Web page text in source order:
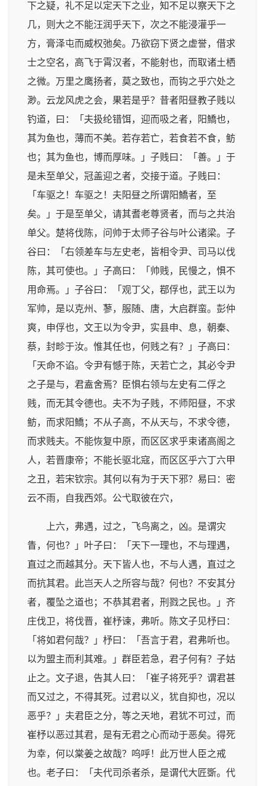
下之疑，礼不足以定天下之业，知不足以察天下之
几，则大之不能汪润乎天下，次之不能浸灌乎一
方，膏泽屯而威权弛矣。乃欲窃下贤之虚誉，借求
士之空名，高飞于霄汉者，不能射也，而取诸土栖
之微。万里之鹰扬者，莫之致也，而钩之乎穴处之
渺。云龙风虎之会，果若是乎？昔者阳昼教子贱以
钓道，曰：「夫扱纶错饵，迎而吸之者，阳鱎也，
其为鱼也，薄而不美。若存若亡，若食若不食，鲂
也；其为鱼也，博而厚味。」子贱曰：「善。」于
是未至单父，冠盖迎之者，交接于道。子贱曰：
「车驱之！车驱之！夫阳昼之所谓阳鱎者，至
矣。」于是至单父，请其耆老尊贤者，而与之共治
单父。楚将伐陈，问帅于太师子谷与叶公诸梁。子
谷曰：「右领差车与左史老，皆相令尹、司马以伐
陈，其可使也。」子高曰：「帅贱，民慢之，惧不
用命焉。」子谷曰：「观丁父，鄀俘也，武王以为
军帅，是以克州、蓼，服随、唐，大启群蛮。彭仲
爽，申俘也，文王以为令尹，实县申、息，朝秦、
蔡，封畛于汝。惟其任也，何贱之有？」子高曰：
「天命不谄。令尹有憾于陈，天若亡之，其必令尹
之子是与，君盍舍焉？臣惧右领与左史有二俘之
贱，而无其令德也。夫不为子贱，不师阳昼，不求
鲂，而求阳鱎；不从子高，不从天与，不求令德，
而求贱夫。不能恢复中原，而区区求乎束诸高阁之
人，若晋康帝；不能长驱北寇，而区区乎六丁六甲
之丑，若宋钦宗。其何以有为于天下邪？易曰：密
云不雨，自我西郊。公弋取彼在穴，
上六，弗遇，过之，飞鸟离之，凶。是谓灾
眚，何也？」叶子曰：「天下一理也，不与理遇，
直过之而越其分。天下皆人也，不与人遇，直过之
而抗其君。此岂天人之所容与哉？何也？不安其分
者，覆坠之道也；不恭其君者，刑戮之民也。」齐
庄伐卫，将伐晋，崔杼谏，弗听。陈文子见杼曰：
「将如君何哉？」杼曰：「吾言于君，君弗听也。
以为盟主而利其难。」群臣若急，君子何有？子姑
止之。文子退，告其人曰：「崔子将死乎？谓君甚
而又过之，不得其死。过君以义，犹自抑也，况以
恶乎？」夫君臣之分，等之天地，君犹不可过，而
崔杼以恶过其君，是有无君之心而动于恶矣。得死
为幸，何以棠姜之故哉？呜呼！此万世人臣之戒
也。老子曰：「夫代司杀者杀，是谓代大匠斲。代